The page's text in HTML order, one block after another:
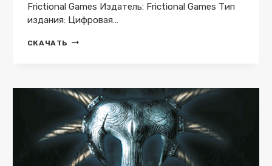
Frictional Games Издатель: Frictional Games Тип
издания: Цифровая…
СКАЧАТЬ AMNESIA:
GOG
СКАЧАТЬ
ТОРРЕНТ
БЕСПЛАТНО
ЛИЦЕНЗИЯ